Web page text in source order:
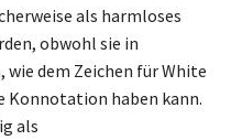
als harmloses
obwohl sie in
dem Zeichen für White
Konnotation haben kann.
als